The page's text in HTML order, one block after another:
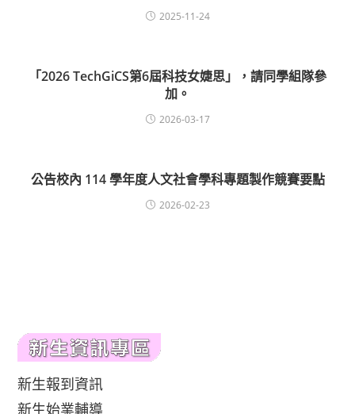
2025-11-24
「2026 TechGiCS第6屆科技女婕思」，請同學組隊參
加。
2026-03-17
公告校內 114 學年度人文社會學科專題製作競賽要點
2026-02-23
新生報到資訊
新生始業輔導